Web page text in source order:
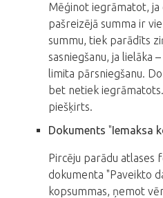
Mēģinot iegrāmatot,
pašreizējā summa ir
summu, tiek parādīts
sasniegšanu, ja lielāka
limita pārsniegšanu.
bet netiek
piešķirts.
Dokuments "Iemaksa
Pircēju parādu atlases
dokumenta "Paveikto
kopsummas, ņemot